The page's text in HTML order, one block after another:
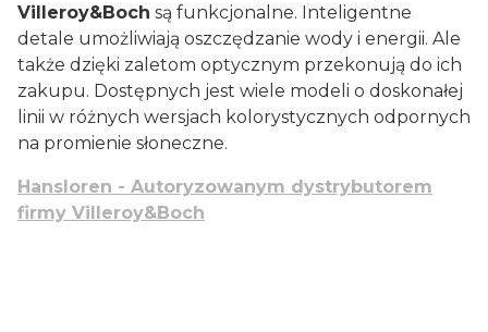
Villeroy&Boch są funkcjonalne. Inteligentne
detale umożliwiają oszczędzanie wody i energii. Ale
także dzięki zaletom optycznym przekonują do ich
zakupu. Dostępnych jest wiele modeli o doskonałej
linii w różnych wersjach kolorystycznych odpornych
na promienie słoneczne.
Hansloren - Autoryzowanym dystrybutorem
firmy Villeroy&Boch